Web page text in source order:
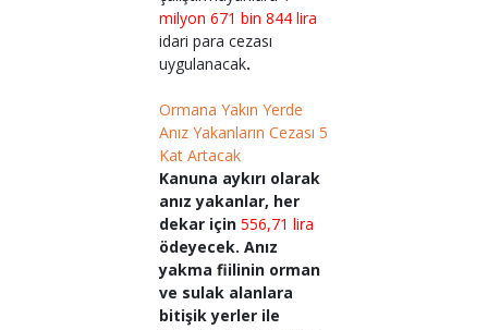
milyon 671 bin 844 lira
idari para cezası
uygulanacak.
Ormana Yakın Yerde
Anız Yakanların Cezası 5
Kat Artacak
Kanuna aykırı olarak
anız yakanlar, her
dekar için 556,71 lira
ödeyecek. Anız
yakma fiilinin orman
ve sulak alanlara
bitişik yerler ile